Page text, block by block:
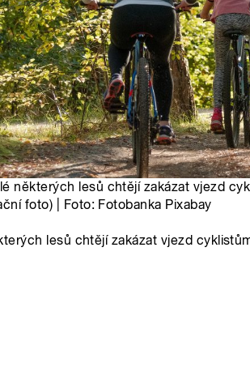
některých lesů chtějí zakázat vjezd
foto) | Foto: Fotobanka Pixabay
lesů chtějí zakázat vjezd